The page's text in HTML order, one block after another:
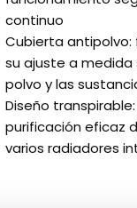
continuo
Cubierta antipolvo:
su ajuste a
polvo y las
Diseño
purificación eficaz
varios radiadores